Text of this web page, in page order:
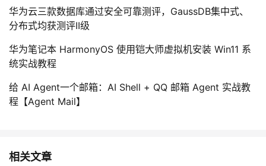
华为云三款数据库通过安全可靠测评，GaussDB集中式、
分布式均获测评II级
华为笔记本 HarmonyOS 使用铠大师虚拟机安装 Win11 系
统实战教程
给 AI Agent一个邮箱：AI Shell + QQ 邮箱 Agent 实战教
程【Agent Mail】
相关文章